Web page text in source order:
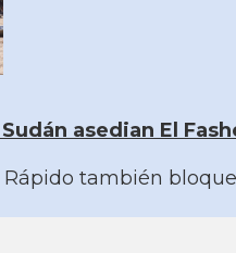
asedian El
Rápido también